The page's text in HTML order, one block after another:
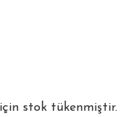
stok tükenmiştir.